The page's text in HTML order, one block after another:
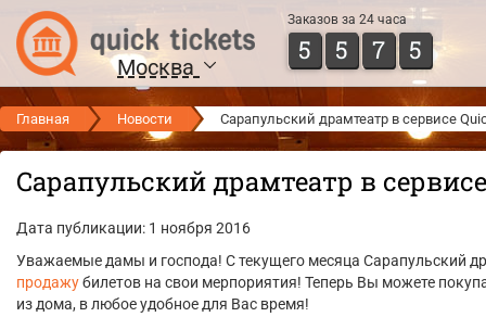
Москва
Заказов за 24 часа
5 5 7 5
Главная Новости Сарапульский драмтеатр в сервисе
Сарапульский драмтеатр в
Дата публикации: 1 ноября 2016
Уважаемые дамы и господа! С текущего месяца Сарапульский
продажубилетов на свои мерпориятия! Теперь Вы можете
из дома, в любое удобное для Вас время!